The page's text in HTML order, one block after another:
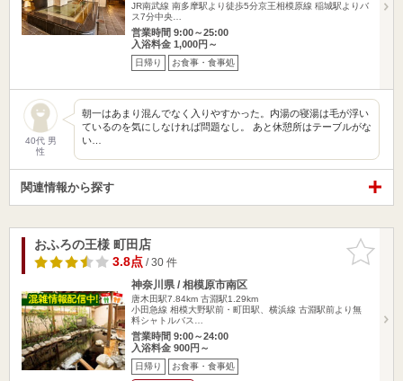
JR南武線 南多摩駅より徒歩5分京王相模原線 稲城駅よりバ
ス7分中央…
営業時間 9:00～25:00
入浴料金 1,000円～
日帰り お食事・食事処
40代 男
性
朝一はあまり混んでなく入りやすかった。内湯の寝湯は毛が浮い
ているのを気にしなければ問題なし。 あと休憩所はテーブルがな
い…
関連情報から探す
お気に入
りに追加
おふろの王様 町田店
3.8点/ 30 件
神奈川県 / 相模原市南区
唐木田駅7.84km 古淵駅1.29km
小田急線 相模大野駅前・町田駅、横浜線 古淵駅前より無
料シャトルバス…
営業時間 9:00～24:00
入浴料金 900円～
日帰り お食事・食事処